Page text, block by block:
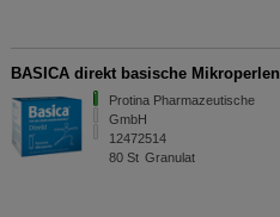
BASICA direkt basische Mikroperlen
Protina Pharmazeutische
GmbH
12472514
80 St Granulat